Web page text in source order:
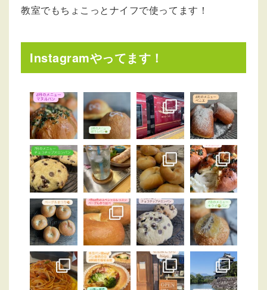
教室でもちょこっとナイフで使ってます！
Instagramやってます！